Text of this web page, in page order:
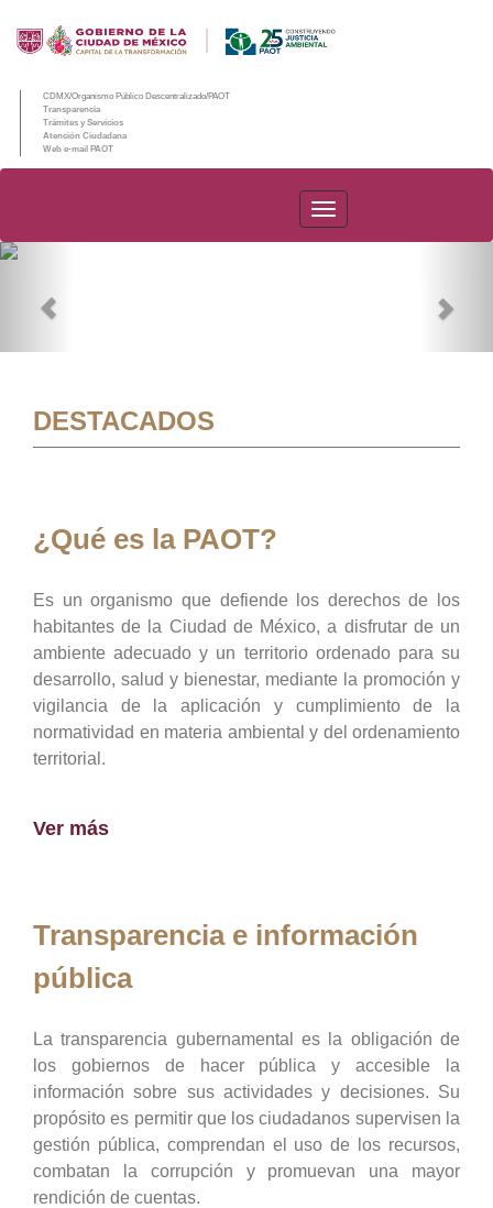
CDMX/Organismo Público Descentralizado/PAOT
Transparencia
Trámites y Servicios
Atención Ciudadana
Web e-mail PAOT
PAOT
DESTACADOS
¿Qué es la PAOT?
Es un organismo que defiende los derechos de los
habitantes de la Ciudad de México, a disfrutar de un
ambiente adecuado y un territorio ordenado para su
desarrollo, salud y bienestar, mediante la promoción y
vigilancia de la aplicación y cumplimiento de la
normatividad en materia ambiental y del ordenamiento
territorial.
Ver más
Transparencia e información
pública
La transparencia gubernamental es la obligación de
los gobiernos de hacer pública y accesible la
información sobre sus actividades y decisiones. Su
propósito es permitir que los ciudadanos supervisen la
gestión pública, comprendan el uso de los recursos,
combatan la corrupción y promuevan una mayor
rendición de cuentas.